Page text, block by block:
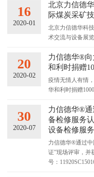
16
2020-01
北京力信德
际煤炭采矿
北京力信德华科
术交流与设备展
20
2020-02
力信德华®
和利时捐赠
疫情无情人有情
华和利时捐赠
30
2020-07
力信德华®通
备检修服务
设备检修服
力信德华®通过
证”现场评审，并
号：